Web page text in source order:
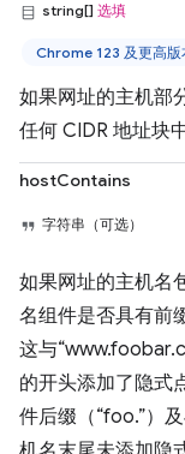
string[] 选填
Chrome 123 及更高版
如果网址的主机部
任何 CIDR 地址块
hostContains
字符串（可选）
如果网址的主机名
名组件是否具有前
这与
的开头添加了隐式
件后缀（“foo.”）